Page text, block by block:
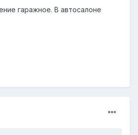
гаражное. В автосалоне